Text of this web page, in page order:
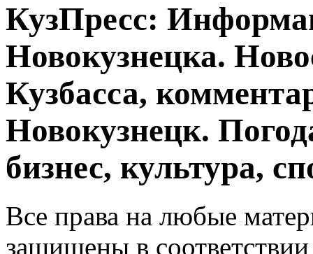
КузПресс:
Новокузнецка.
Кузбасса,
Новокузнецк.
бизнес, культура,
Все права на любые
защищены в